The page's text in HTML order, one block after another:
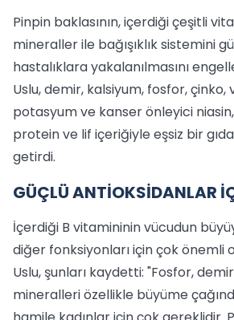
Pinpin baklasının, içerdiği çeşitli
mineraller ile bağışıklık sistemini
hastalıklara yakalanılmasını
Uslu, demir, kalsiyum, fosfor, çinko,
potasyum ve kanser önleyici
protein ve lif içeriğiyle eşsiz bir
getirdi.
GÜÇLÜ ANTİOKSİDANLAR
İçerdiği B vitamininin vücudun
diğer fonksiyonları için çok önemli
Uslu, şunları kaydetti: "Fosfor,
mineralleri özellikle büyüme